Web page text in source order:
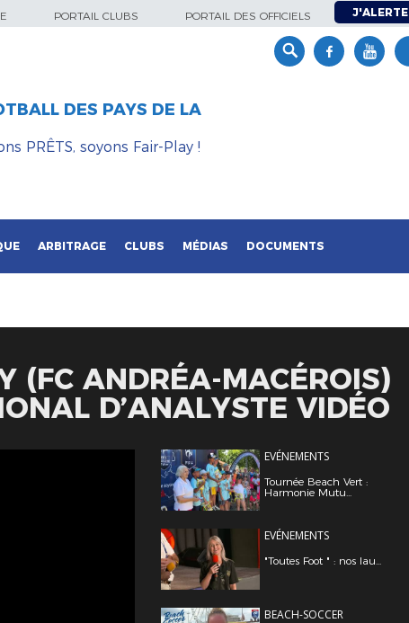
PORTAIL CLUBS PORTAIL DES OFFICIELS J'ALERTE
DES PAYS DE LA
PRÊTS, soyons Fair-Play !
ARBITRAGE CLUBS MÉDIAS DOCUMENTS
(FC ANDRÉA-MACÉROIS)
D’ANALYSTE VIDÉO
EVÉNEMENTS
Tournée Beach Vert :
Harmonie Mutu...
EVÉNEMENTS
"Toutes Foot " : nos lau...
BEACH-SOCCER